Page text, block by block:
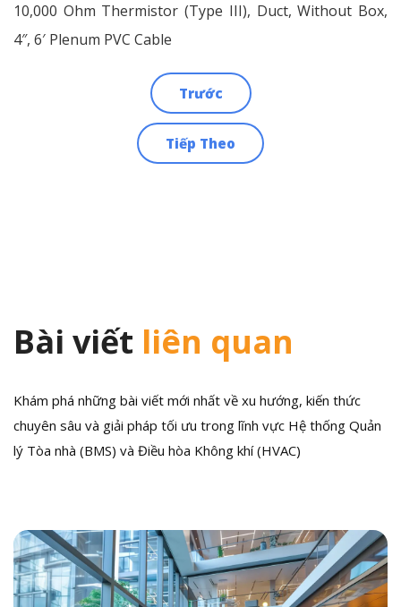
10,000 Ohm Thermistor (Type III), Duct, Without Box,
4″, 6′ Plenum PVC Cable
Trước
Tiếp Theo
Bài viết liên quan
Khám phá những bài viết mới nhất về xu hướng, kiến thức
chuyên sâu và giải pháp tối ưu trong lĩnh vực Hệ thống Quản
lý Tòa nhà (BMS) và Điều hòa Không khí (HVAC)